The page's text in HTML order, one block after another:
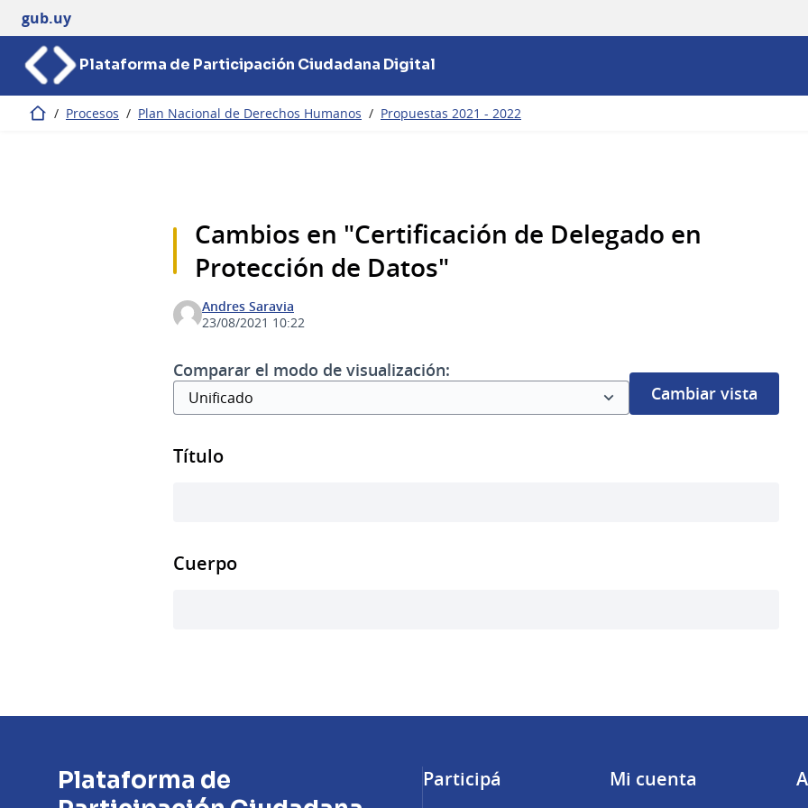
gub.uy
Plataforma de Participación Ciudadana Digital
Inicio / Procesos / Plan Nacional de Derechos Humanos / Propuestas 2021 - 2022
Cambios en "Certificación de Delegado en
Protección de Datos"
Andres Saravia
23/08/2021 10:22
Comparar el modo de visualización:
Cambiar vista
Título
Cuerpo
Plataforma de
Participá Mi cuenta